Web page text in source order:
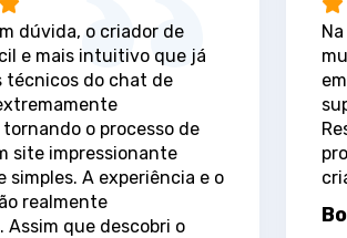
dúvida, o criador de
e mais intuitivo que já
técnicos do chat de
o processo de
site impressionante
simples. A experiência e o
realmente
Assim que descobri o